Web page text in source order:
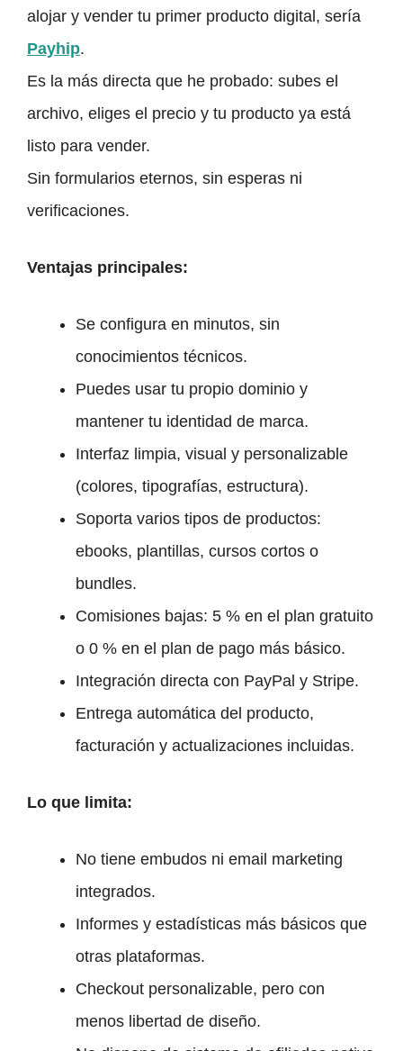
alojar y vender tu primer producto digital, sería
Payhip.
Es la más directa que he probado: subes el
archivo, eliges el precio y tu producto ya está
listo para vender.
Sin formularios eternos, sin esperas ni
verificaciones.
Ventajas principales:
Se configura en minutos, sin
conocimientos técnicos.
Puedes usar tu propio dominio y
mantener tu identidad de marca.
Interfaz limpia, visual y personalizable
(colores, tipografías, estructura).
Soporta varios tipos de productos:
ebooks, plantillas, cursos cortos o
bundles.
Comisiones bajas: 5 % en el plan gratuito
o 0 % en el plan de pago más básico.
Integración directa con PayPal y Stripe.
Entrega automática del producto,
facturación y actualizaciones incluidas.
Lo que limita:
No tiene embudos ni email marketing
integrados.
Informes y estadísticas más básicos que
otras plataformas.
Checkout personalizable, pero con
menos libertad de diseño.